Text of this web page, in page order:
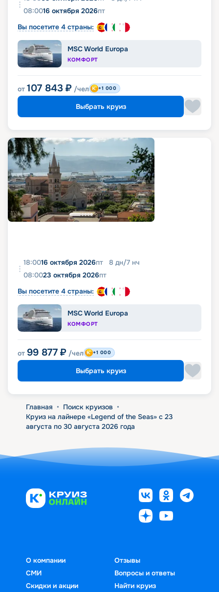
08:0016 октября 2026пт
Вы посетите 4 страны:
MSC World Europa
КОМФОРТ
от 107 843 ₽ /чел +1 000
Выбрать круиз
18:0016 октября 2026пт 8 дн/7 нч
08:0023 октября 2026пт
Вы посетите 4 страны:
MSC World Europa
КОМФОРТ
от 99 877 ₽ /чел +1 000
Выбрать круиз
Главная • Поиск круизов •
Круиз на лайнере «Legend of the Seas» с 23
августа по 30 августа 2026 года
О компании
СМИ
Скидки и акции
Отзывы
Вопросы и ответы
Найти круиз